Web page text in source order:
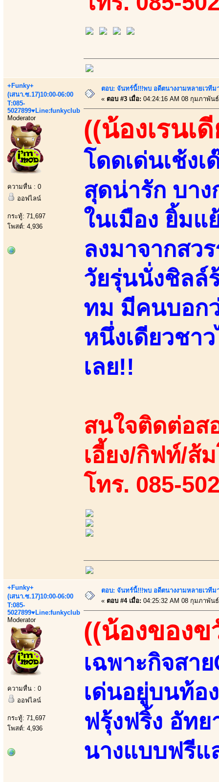
+Funky+
(เสนา.ซ.17)10:00-06:00
T:085-
5027899♥Line:funkyclub
Moderator
ความหื่น : 0
ออฟไลน์
กระทู้: 71,697
โพสต์: 4,936
ตอบ: จันทร์นี้!!!พบ อดีตนางงามหลายเวที
« ตอบ #3 เมื่อ: 04:24:16 AM 08 กุมภาพัน
((น้องเรนเ
โดดเด่นเช้ง
สุดน่ารัก บา
ในเมือง ยิ้ม
ลงมาจากสว
วัยรุ่นนั่งชิลล์
ทม มีคนบอก
หนึ่งเดียวชา
เลย!!
สนใจติดต่อส
เอี้ยง/กิฟท์/ส้
โทร. 085-
+Funky+
(เสนา.ซ.17)10:00-06:00
T:085-
5027899♥Line:funkyclub
Moderator
ความหื่น : 0
ออฟไลน์
กระทู้: 71,697
โพสต์: 4,936
ตอบ: จันทร์นี้!!!พบ อดีตนางงามหลายเวที
« ตอบ #4 เมื่อ: 04:25:32 AM 08 กุมภาพัน
((น้องของ
เฉพาะกิจสา
เด่นอยู่บนท้อ
ฟรุ้งฟริ้ง อัท
นางแบบฟรี